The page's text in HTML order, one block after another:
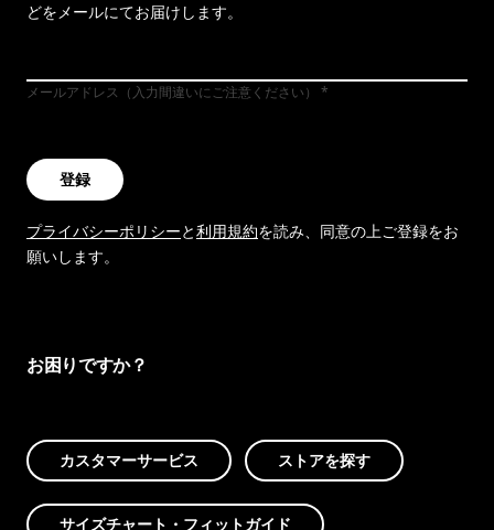
どをメールにてお届けします。
メールアドレス（入力間違いにご注意ください）
登録
プライバシーポリシーと利用規約を読み、同意の上ご登録をお
願いします。
お困りですか？
カスタマーサービス ストアを探す
サイズチャート・フィットガイド